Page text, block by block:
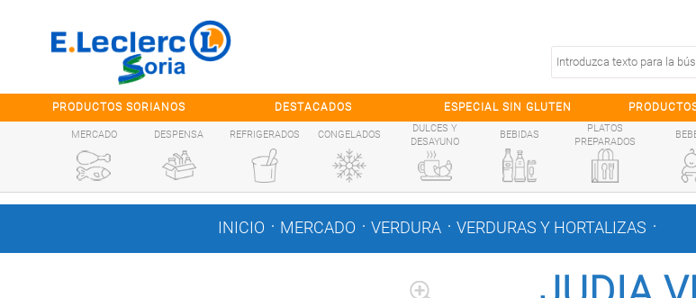
PRODUCTOS SORIANOS DESTACADOS ESPECIAL SIN GLUTEN
MERCADO DESPENSA REFRIGERADOS CONGELADOS
DULCES Y
DESAYUNO
BEBIDAS
PLATOS
PREPARADOS
INICIO . MERCADO . VERDURA . VERDURAS Y HORTALIZAS .